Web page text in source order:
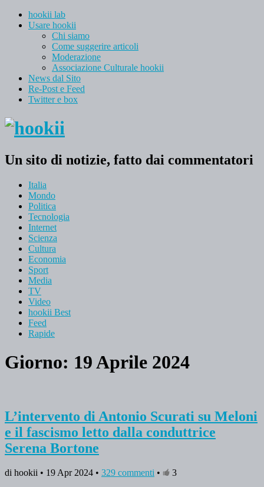
hookii lab
Usare hookii
Chi siamo
Come suggerire articoli
Moderazione
Associazione Culturale hookii
News dal Sito
Re-Post e Feed
Twitter e box
Un sito di notizie, fatto dai commentatori
Italia
Mondo
Politica
Tecnologia
Internet
Scienza
Cultura
Economia
Sport
Media
TV
Video
hookii Best
Feed
Rapide
Giorno: 19 Aprile 2024
L’intervento di Antonio Scurati su Meloni
e il fascismo letto dalla conduttrice
Serena Bortone
di hookii • 19 Apr 2024 • 329 commenti •
3